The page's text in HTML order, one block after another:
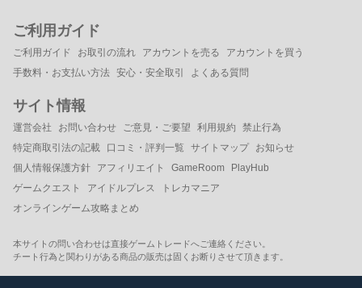
ご利用ガイド
ご利用ガイド お取引の流れ アカウントを売る
アカウントを買う
手数料・お支払い方法 安心・安全取引 よくある質問
サイト情報
運営会社 お問い合わせ ご意見・ご要望 利用規約
禁止行為
特定商取引法の記載
口コミ・評判一覧 サイトマップ
お知らせ
個人情報保護方針
アフィリエイト GameRoom
PlayHub
ゲームクエスト
アイドルプレス
トレカマニア
オンラインゲーム攻略まとめ
本サイトの問い合わせは直接ゲームトレードへご連絡ください。
チート行為と関わりがある商品の販売は固くお断りさせて頂きます。